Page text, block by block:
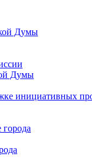
Думы
Думы
инициативных